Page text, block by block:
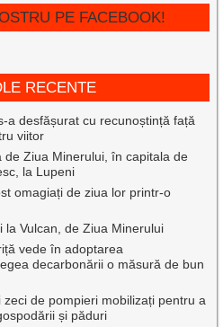
PE FACEBOOK!
RECENTE
a desfășurat cu recunoștință față
viitor
de Ziua Minerului, în capitala de
la Lupeni
omagiați de ziua lor printr-o
la Vulcan, de Ziua Minerului
vede în adoptarea
decarbonării o măsură de bun
de pompieri mobilizați pentru a
și păduri